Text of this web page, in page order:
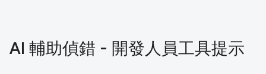
AI 輔助偵錯 - 開發人員工具提示